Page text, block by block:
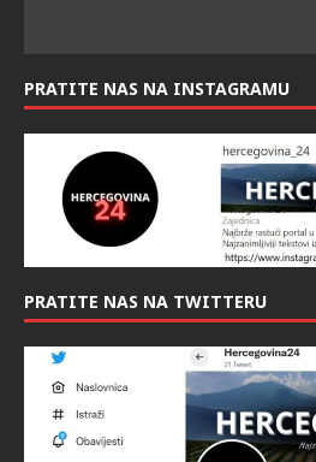
PRATITE NAS NA INSTAGRAMU
PRATITE NAS NA TWITTERU